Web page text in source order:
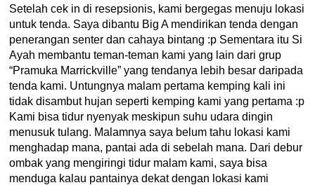
Setelah cek in di resepsionis, kami bergegas menuju lokasi
untuk tenda. Saya dibantu Big A mendirikan tenda dengan
penerangan senter dan cahaya bintang :p Sementara itu Si
Ayah membantu teman-teman kami yang lain dari grup
“Pramuka Marrickville” yang tendanya lebih besar daripada
tenda kami. Untungnya malam pertama kemping kali ini
tidak disambut hujan seperti kemping kami yang pertama :p
Kami bisa tidur nyenyak meskipun suhu udara dingin
menusuk tulang. Malamnya saya belum tahu lokasi kami
menghadap mana, pantai ada di sebelah mana. Dari debur
ombak yang mengiringi tidur malam kami, saya bisa
menduga kalau pantainya dekat dengan lokasi kami